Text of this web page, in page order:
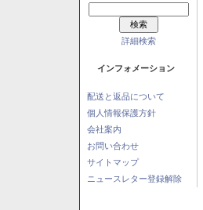
詳細検索
インフォメーション
配送と返品について
個人情報保護方針
会社案内
お問い合わせ
サイトマップ
ニュースレター登録解除